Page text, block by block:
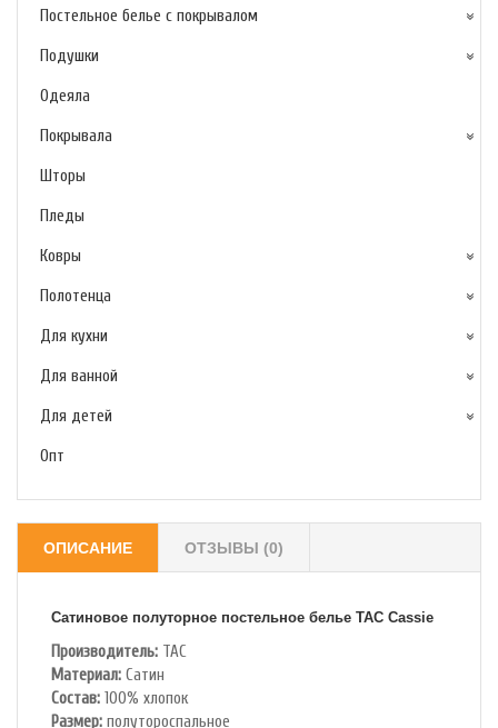
Постельное белье с покрывалом
Подушки
Одеяла
Покрывала
Шторы
Пледы
Ковры
Полотенца
Для кухни
Для ванной
Для детей
Опт
ОПИСАНИЕ ОТЗЫВЫ (0)
Сатиновое полуторное постельное белье TAC Cassie
Производитель: TAC
Материал: Сатин
Состав: 100% хлопок
Размер: полутороспальное